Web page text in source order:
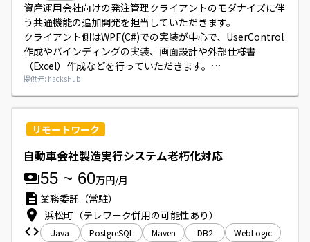
資産運用会社向けの発注管理クライアントのモダナイズに伴
う共通機能の追加開発を担当していただきます。
クライアント側はWPF(C#)での実装が中心で、UserControl
作成やバインディングの実装、画面設計や外部仕様書
（Excel）作成などを行っていただきます。
サーバ側はSpring Boot(Java)構成で、必要に応じて現行
Swing画面への小修正対応が発生する可能性がございます。
提供元: hacksHub
リモートワーク
自動車会社製造実行システム老朽化対応
55 ~ 60万円/月
業務委託（常駐）
浜松町（テレワーク併用の可能性あり）
Java PostgreSQL Maven DB2
WebLogic